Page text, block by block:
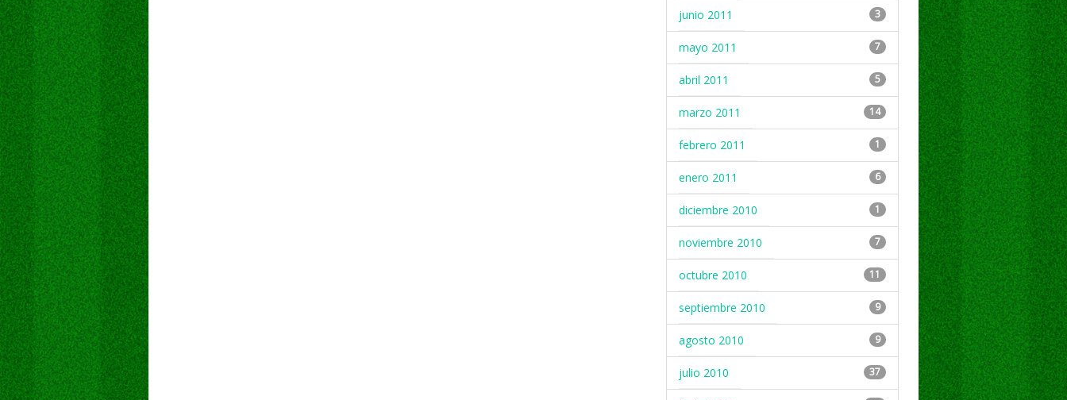
junio 2011 3
mayo 2011 7
abril 2011 5
marzo 2011 14
febrero 2011 1
enero 2011 6
diciembre 2010 1
noviembre 2010 7
octubre 2010 11
septiembre 2010 9
agosto 2010 9
julio 2010 37